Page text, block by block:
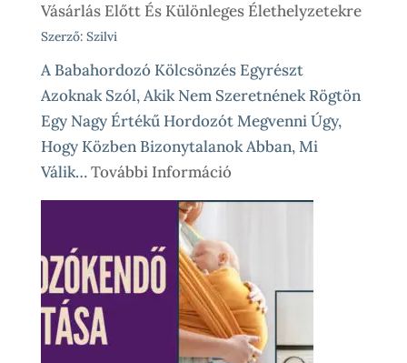
Vásárlás Előtt És Különleges Élethelyzetekre
Szerző: Szilvi
A Babahordozó Kölcsönzés Egyrészt
Azoknak Szól, Akik Nem Szeretnének Rögtön
Egy Nagy Értékű Hordozót Megvenni Úgy,
Hogy Közben Bizonytalanok Abban, Mi
Válik…További Információ:
Babahordozó
Avagy
Okos
Próba
Vásárlás
Előtt